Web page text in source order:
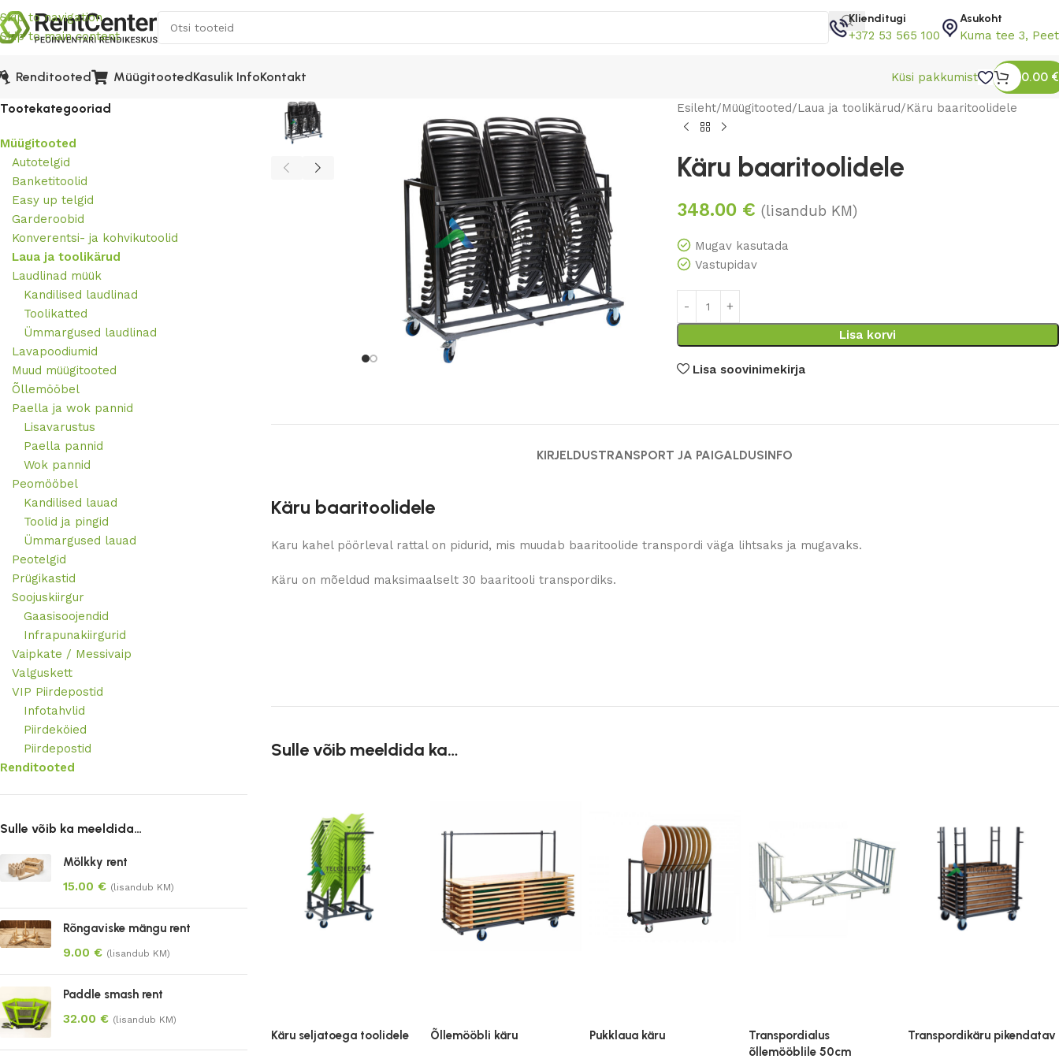
Skip to navigation
Skip to main content
Klienditugi
+372 53 565 100
Asukoht
Kuma tee 3,
Renditooted MüügitootedKasulik InfoKontakt Küsi pakkumist 0.00 €
Tootekategooriad
Müügitooted
Autotelgid
Banketitoolid
Easy up telgid
Garderoobid
Konverentsi- ja kohvikutoolid
Laua ja toolikärud
Laudlinad müük
Kandilised laudlinad
Toolikatted
Ümmargused laudlinad
Lavapoodiumid
Muud müügitooted
Õllemööbel
Paella ja wok pannid
Lisavarustus
Paella pannid
Wok pannid
Peomööbel
Kandilised lauad
Toolid ja pingid
Ümmargused lauad
Peotelgid
Prügikastid
Soojuskiirgur
Gaasisoojendid
Infrapunakiirgurid
Vaipkate / Messivaip
Valguskett
VIP Piirdepostid
Infotahvlid
Piirdeköied
Piirdepostid
Renditooted
Sulle võib ka meeldida…
Mölkky rent
15.00 € (lisandub KM)
Rõngaviske mängu rent
9.00 € (lisandub KM)
Paddle smash rent
32.00 € (lisandub KM)
Esileht Müügitooted Laua ja toolikärud Käru baaritoolidele
Käru baaritoolidele
348.00 € (lisandub KM)
Mugav kasutada
Vastupidav
Lisa korvi
Lisa soovinimekirja
KIRJELDUSTRANSPORT JA PAIGALDUSINFO
Käru baaritoolidele
Karu kahel pöörleval rattal on pidurid, mis muudab baaritoolide transpordi väga lihtsaks ja mugavaks.
Käru on mõeldud maksimaalselt 30 baaritooli transpordiks.
Sulle võib meeldida ka…
Käru seljatoega toolidele Õllemööbli käru Pukklaua käru
Transpordialus
õllemööblile 50cm
Transpordikäru pikendatav